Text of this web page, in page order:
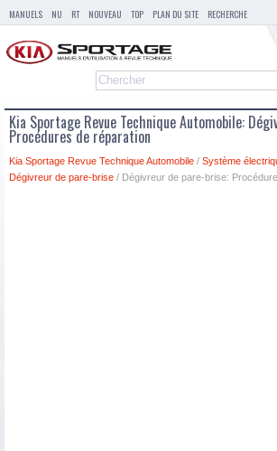
MANUELS NU RT NOUVEAU TOP PLAN DU SITE RECHERCHE
Kia Sportage Revue Technique Automobile:
Procédures de réparation
Kia Sportage Revue Technique Automobile / Système
Dégivreur de pare-brise / Dégivreur de pare-brise: